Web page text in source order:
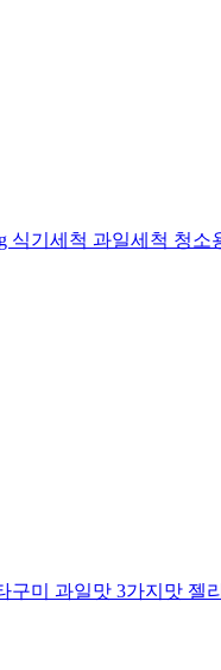
식기세척 과일세척 청소
구미 과일맛 3가지맛 젤